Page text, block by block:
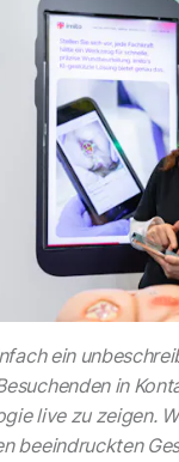
ein
in
live zu zeigen.
beeindruckten